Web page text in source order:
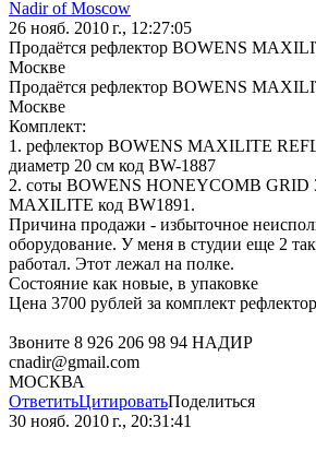
Nadir of Moscow
26 нояб. 2010 г., 12:27:05
Продаётся рефлектор BOWENS
Москве
Продаётся рефлектор BOWENS
Москве
Комплект:
1. рефлектор BOWENS MAXILITE
диаметр 20 см код BW-1887
2. соты BOWENS HONEYCOMB GRID
MAXILITE код BW1891.
Причина продажи - избыточное
оборудование. У меня в студии еще 2
работал. Этот лежал на полке.
Состояние как новые, в упаковке
Цена 3700 рублей за комплект
Звоните 8 926 206 98 94 НАДИР
cnadir@gmail.com
МОСКВА
ОтветитьЦитироватьПоделиться
30 нояб. 2010 г., 20:31:41